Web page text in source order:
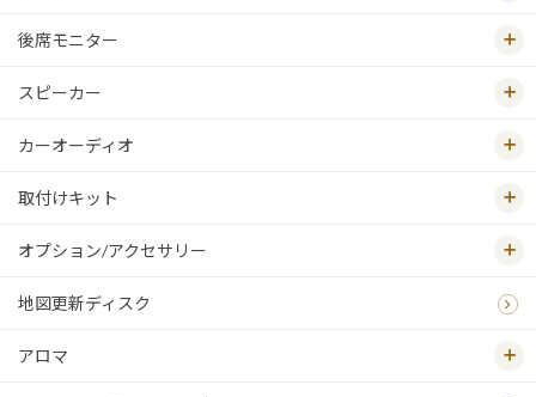
後席モニター
スピーカー
カーオーディオ
取付けキット
オプション/アクセサリー
地図更新ディスク
アロマ